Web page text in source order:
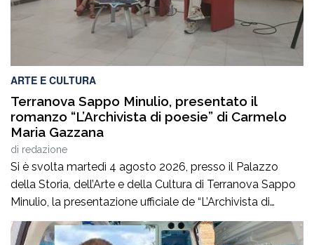
ARTE E CULTURA
Terranova Sappo Minulio, presentato il
romanzo “L’Archivista di poesie” di Carmelo
Maria Gazzana
di redazione
Si è svolta martedì 4 agosto 2026, presso il Palazzo
della Storia, dell’Arte e della Cultura di Terranova Sappo
Minulio, la presentazione ufficiale de “L’Archivista di
poesie”, secondo romanzo del giovane scrittore Carmelo
Maria Gazzana.La serata ha rappresentato un